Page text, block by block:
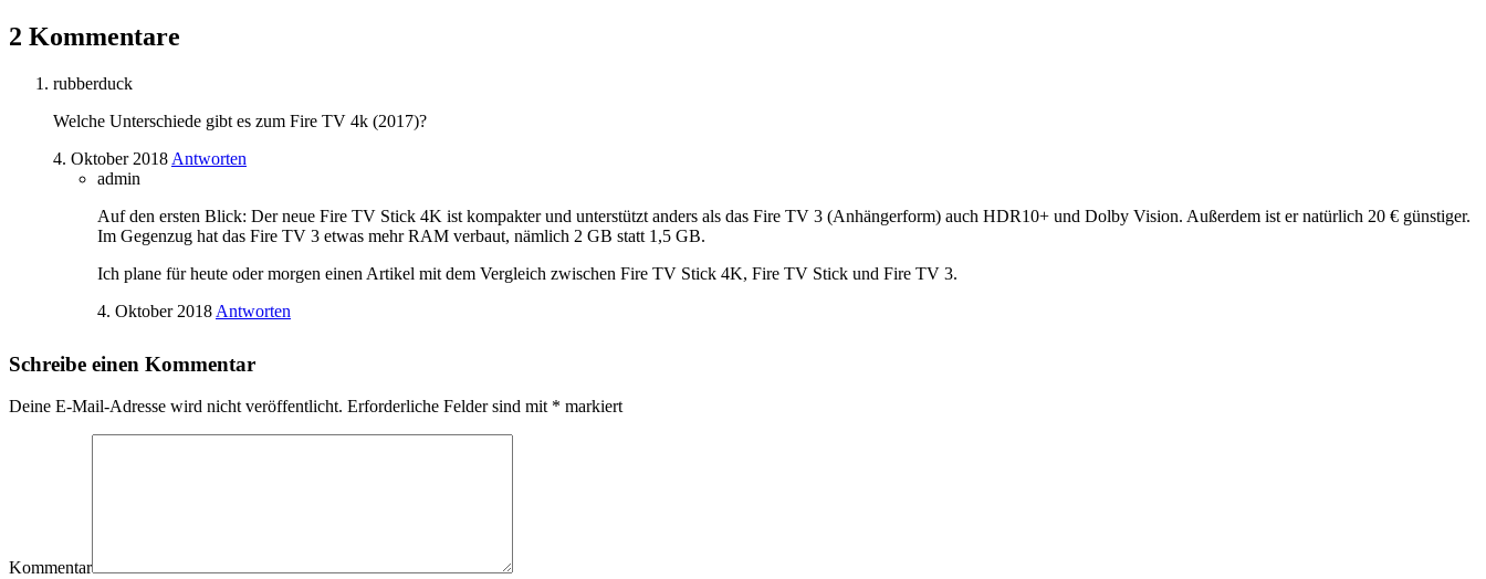
2 Kommentare
rubberduck
Welche Unterschiede gibt es zum Fire TV 4k (2017)?
4. Oktober 2018 Antworten
admin
Auf den ersten Blick: Der neue Fire TV Stick 4K ist kompakter und unterstützt anders als das Fire TV 3 (Anhängerform) auch HDR10+ und Dolby Vision. Außerdem ist er natürlich 20 € günstiger.
Im Gegenzug hat das Fire TV 3 etwas mehr RAM verbaut, nämlich 2 GB statt 1,5 GB.
Ich plane für heute oder morgen einen Artikel mit dem Vergleich zwischen Fire TV Stick 4K, Fire TV Stick und Fire TV 3.
4. Oktober 2018 Antworten
Schreibe einen Kommentar
Deine E-Mail-Adresse wird nicht veröffentlicht. Erforderliche Felder sind mit * markiert
Kommentar